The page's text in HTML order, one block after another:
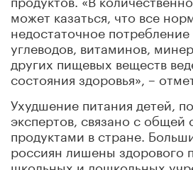
может казаться, что все
недостаточное
углеводов, витаминов,
других пищевых веществ
состояния здоровья», –
Ухудшение питания детей,
экспертов, связано с общей
продуктами в стране.
россиян лишены здорового
школьных и дошкольных